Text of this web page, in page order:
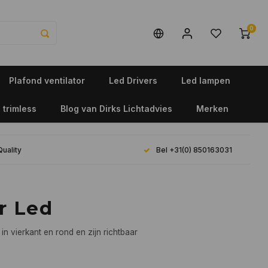
0
Plafond ventilator Led Drivers Led lampen
trimless Blog van Dirks Lichtadvies Merken
Bel +31(0) 850163031
Led
vierkant en rond en zijn richtbaar